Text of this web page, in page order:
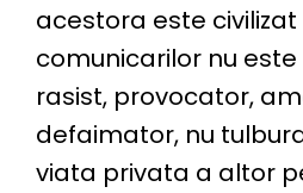
acestora este
comunicarilor nu
rasist, provocator,
defaimator, nu
viata privata a altor